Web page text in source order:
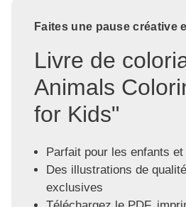
Faites une pause créative
Livre de
Animals
for Kids"
Parfait pour les enfants et
Des illustrations de
exclusives